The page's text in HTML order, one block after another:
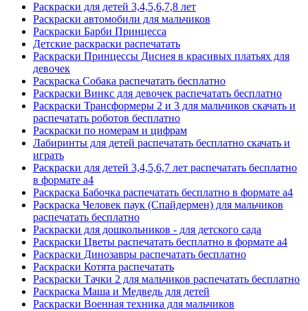
Раскраски для детей 3,4,5,6,7,8 лет
Раскраски автомобили для мальчиков
Раскраски Барби Принцесса
Детские раскраски распечатать
Раскраски Принцессы Диснея в красивых платьях для
девочек
Раскраска Собака распечатать бесплатно
Раскраски Винкс для девочек распечатать бесплатно
Раскраски Трансформеры 2 и 3 для мальчиков скачать и
распечатать роботов бесплатно
Раскраски по номерам и цифрам
Лабиринты для детей распечатать бесплатно скачать и
играть
Раскраски для детей 3,4,5,6,7 лет распечатать бесплатно
в формате а4
Раскраска Бабочка распечатать бесплатно в формате а4
Раскраска Человек паук (Спайдермен) для мальчиков
распечатать бесплатно
Раскраски для дошкольников - для детского сада
Раскраски Цветы распечатать бесплатно в формате а4
Раскраски Динозавры распечатать бесплатно
Раскраски Котята распечатать
Раскраски Тачки 2 для мальчиков распечатать бесплатно
Раскраска Маша и Медведь для детей
Раскраски Военная техника для мальчиков